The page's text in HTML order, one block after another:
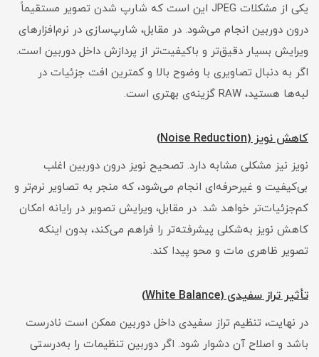
یکی از مشکلات JPEG این است که شارپ شدن تصویر مستقیماً
درون دوربین انجام می‌شود. در مقابل، شارپ‌سازی در نرم‌افزارهای
ویرایش بسیار دقیق‌تر و باکیفیت‌تر از پردازش داخل دوربین است.
اگر به دنبال تصاویری با وضوح بالا و کمترین افت جزئیات در
لبه‌ها هستید، RAW گزینه‌ی بهتری است.
کاهش نویز (Noise Reduction)
نویز نیز مشکلی مشابه دارد. تصحیح نویز درون دوربین اغلب
بی‌کیفیت و غیرحرفه‌ای انجام می‌شود، که منجر به تصاویر نرم‌تر و
کم‌جزئیات‌تر خواهد شد. در مقابل، ویرایش تصویر در رایانه امکان
کاهش نویز به‌شکلی پیشرفته‌تر را فراهم می‌کند، بدون اینکه
تصویر ظاهری مات و محو پیدا کند.
تأثیر تراز سفیدی (White Balance)
در نهایت، تنظیم تراز سفیدی داخل دوربین ممکن است نادرست
باشد و اصلاح آن دشوار شود. اگر دوربین تنظیمات را به‌درستی